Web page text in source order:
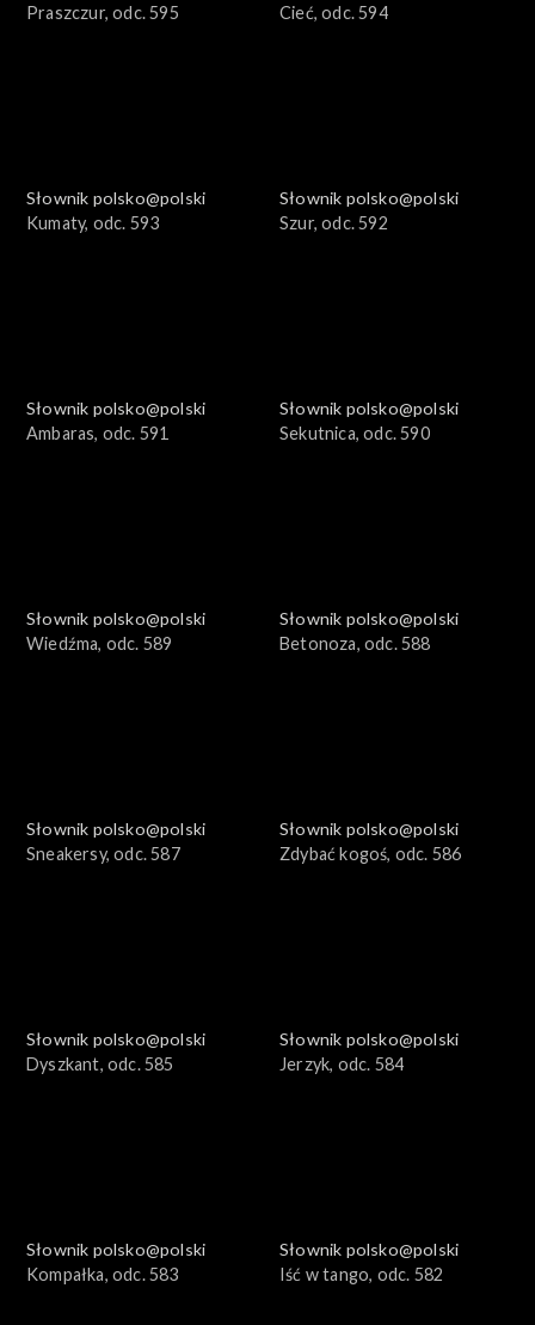
Praszczur, odc. 595
Cieć, odc. 594
Słownik polsko@polski
Kumaty, odc. 593
Słownik polsko@polski
Szur, odc. 592
Słownik polsko@polski
Ambaras, odc. 591
Słownik polsko@polski
Sekutnica, odc. 590
Słownik polsko@polski
Wiedźma, odc. 589
Słownik polsko@polski
Betonoza, odc. 588
Słownik polsko@polski
Sneakersy, odc. 587
Słownik polsko@polski
Zdybać kogoś, odc. 586
Słownik polsko@polski
Dyszkant, odc. 585
Słownik polsko@polski
Jerzyk, odc. 584
Słownik polsko@polski
Kompałka, odc. 583
Słownik polsko@polski
Iść w tango, odc. 582